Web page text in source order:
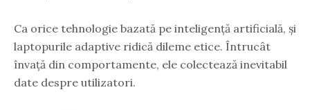
Ca orice tehnologie bazată pe inteligență artificială, și
laptopurile adaptive ridică dileme etice. Întrucât
învață din comportamente, ele colectează inevitabil
date despre utilizatori.